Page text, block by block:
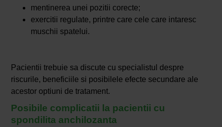
mentinerea unei pozitii corecte;
exercitii regulate, printre care cele care intaresc
muschii spatelui.
Pacientii trebuie sa discute cu specialistul despre
riscurile, beneficiile si posibilele efecte secundare ale
acestor optiuni de tratament.
Posibile complicatii la pacientii cu
spondilita anchilozanta